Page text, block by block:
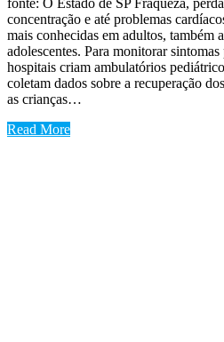
concentração e até problemas
mais conhecidas em adultos, também
adolescentes. Para monitorar sintomas
hospitais criam ambulatórios
coletam dados sobre a recuperação
as crianças…
Read More